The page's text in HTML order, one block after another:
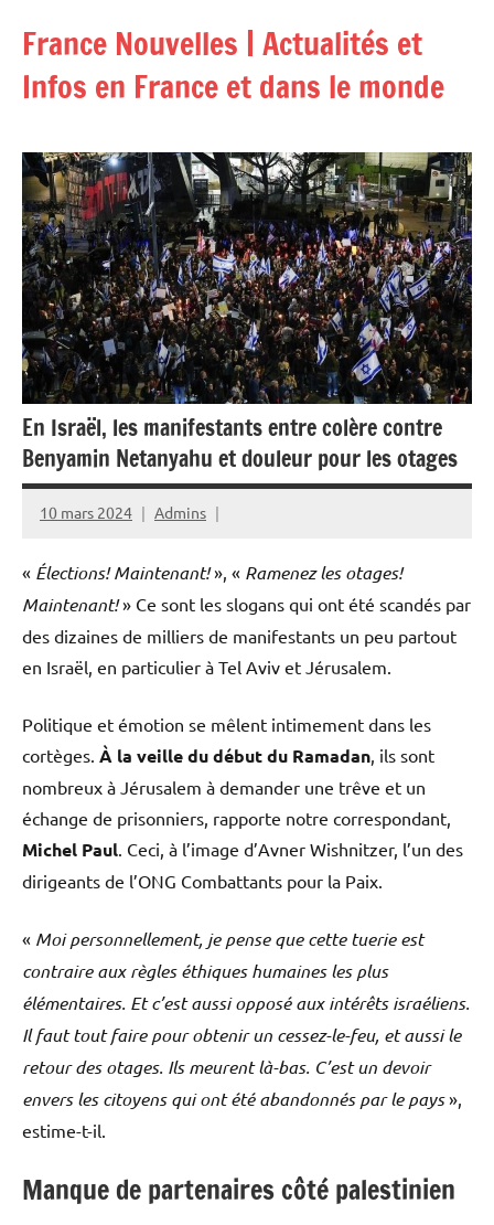
contenu
France Nouvelles | Actualités et
Infos en France et dans le monde
En Israël, les manifestants entre colère contre
Benyamin Netanyahu et douleur pour les otages
10 mars 2024 Admins
« Élections! Maintenant!», « Ramenez les otages!
Maintenant!» Ce sont les slogans qui ont été scandés par
des dizaines de milliers de manifestants un peu partout
en Israël, en particulier à Tel Aviv et Jérusalem.
Politique et émotion se mêlent intimement dans les
cortèges. À la veille du début du Ramadan, ils sont
nombreux à Jérusalem à demander une trêve et un
échange de prisonniers, rapporte notre correspondant,
Michel Paul. Ceci, à l’image d’Avner Wishnitzer, l’un des
dirigeants de l’ONG Combattants pour la Paix.
« Moi personnellement, je pense que cette tuerie est
contraire aux règles éthiques humaines les plus
élémentaires. Et c’est aussi opposé aux intérêts israéliens.
Il faut tout faire pour obtenir un cessez-le-feu, et aussi le
retour des otages. Ils meurent là-bas. C’est un devoir
envers les citoyens qui ont été abandonnés par le pays»,
estime-t-il.
Manque de partenaires côté palestinien